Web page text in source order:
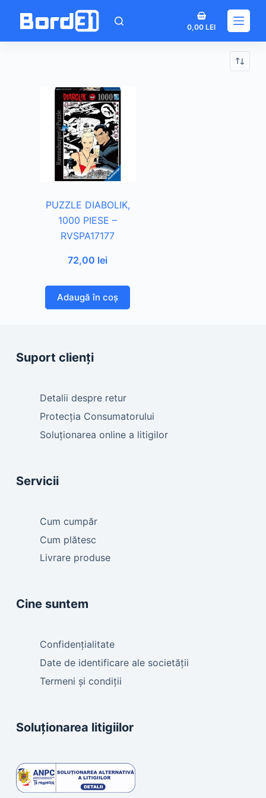
Coș
de
cumpărături
0,00LEI
PUZZLE DIABOLIK,
1000 PIESE –
RVSPA17177
72,00 lei
Adaugă în coș
Suport clienți
Detalii despre retur
Protecția Consumatorului
Soluționarea online a litigilor
Servicii
Cum cumpăr
Cum plătesc
Livrare produse
Cine suntem
Confidențialitate
Date de identificare ale societății
Termeni și condiții
Soluționarea litigiilor